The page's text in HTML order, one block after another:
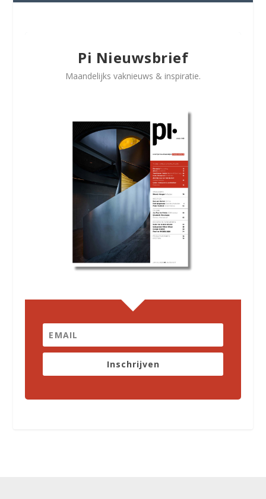
Pi Nieuwsbrief
Maandelijks vaknieuws & inspiratie.
Inschrijven